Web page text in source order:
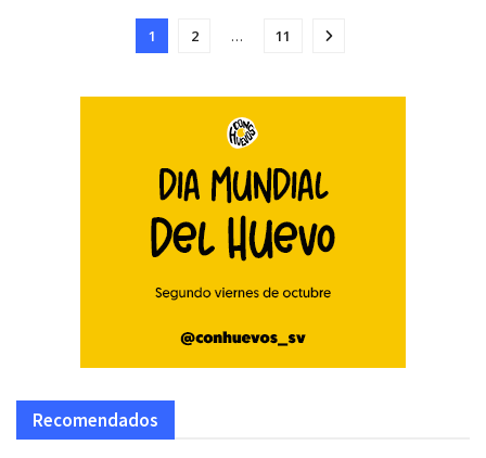
1 2 … 11
Recomendados